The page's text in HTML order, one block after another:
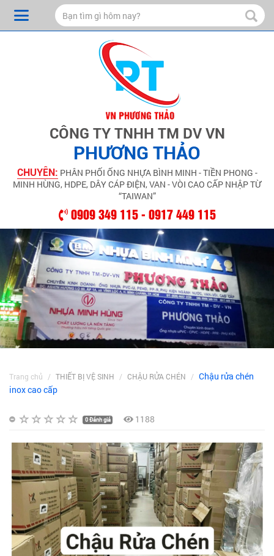
CÔNG TY TNHH TM DV VN
PHƯƠNG THẢO
CHUYÊN: PHÂN PHỐI ỐNG NHỰA BÌNH MINH - TIỀN PHONG -
MINH HÙNG, HDPE, DÂY CÁP ĐIỆN, VAN - VÒI CAO CẤP NHẬP TỪ
“TAIWAN”
0909 349 115 - 0917 449 115
Trang chủ THIẾT BỊ VỆ SINH CHẬU RỬA CHÉN
Chậu rửa chén
inox cao cấp
0 Đánh giá 1188